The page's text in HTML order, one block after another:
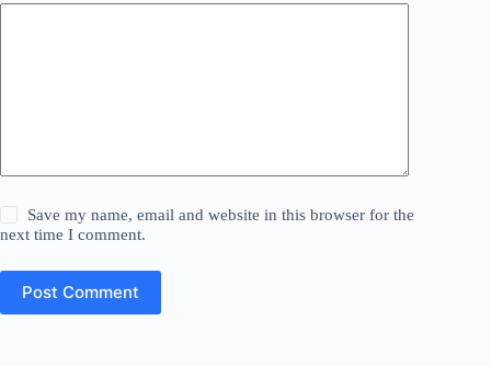
Save my name, email and website in this browser for the
next time I comment.
Post Comment